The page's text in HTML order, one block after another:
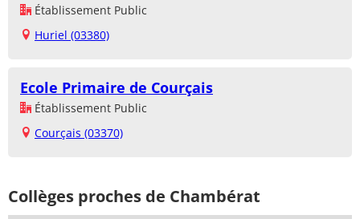
Établissement Public
Huriel (03380)
Ecole Primaire de Courçais
Établissement Public
Courçais (03370)
Collèges proches de Chambérat